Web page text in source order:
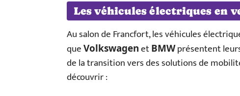
Les véhicules électriques en
Au salon de Francfort, les véhicules
queVolkswagenetBMWprésentent
de la transition vers des solutions de
découvrir :